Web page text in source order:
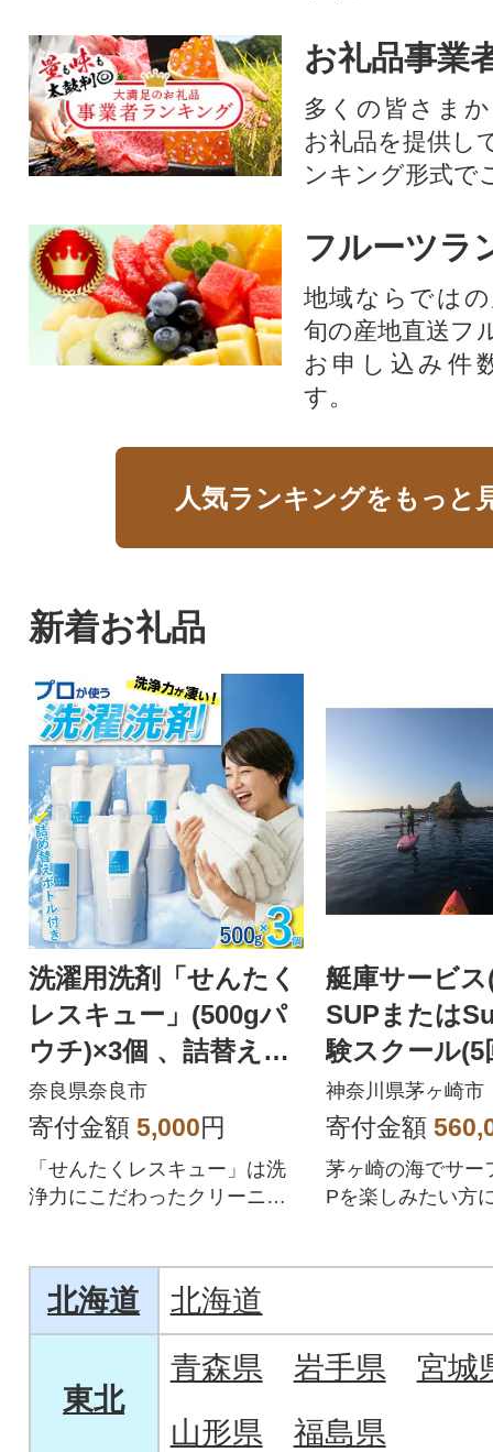
お礼品事業
多くの皆さま
お礼品を提供し
ンキング形式で
フルーツラ
地域ならでは
旬の産地直送フ
お申し込み件
す。
人気ランキングをもっと
新着お礼品
洗濯用洗剤「せんたく
レスキュー」(500gパ
ウチ)×3個 、詰替え用
空ボトル×1本 J-101
奈良県奈良市
寄付金額 5,000円
「せんたくレスキュー」は洗
浄力にこだわったクリーニン
艇庫サービ
SUPまたは
験スクール(5
験チケット
神奈川県茅ヶ崎市
寄付金額
茅ヶ崎の海でサー
Pを楽しみたい方
北海道 北海道
東北
青森県 岩手県
宮城
山形県
福島県